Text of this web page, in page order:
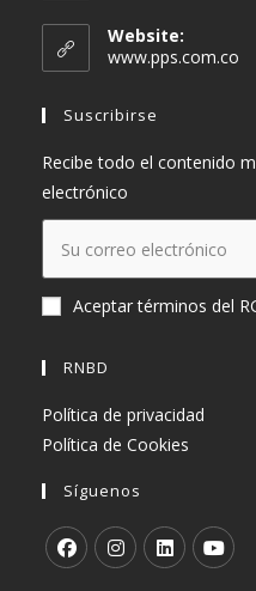
Website:
www.pps.com.co
Suscribirse
Recibe todo el contenido
electrónico
Aceptar términos del
RNBD
Política de privacidad
Política de Cookies
Síguenos